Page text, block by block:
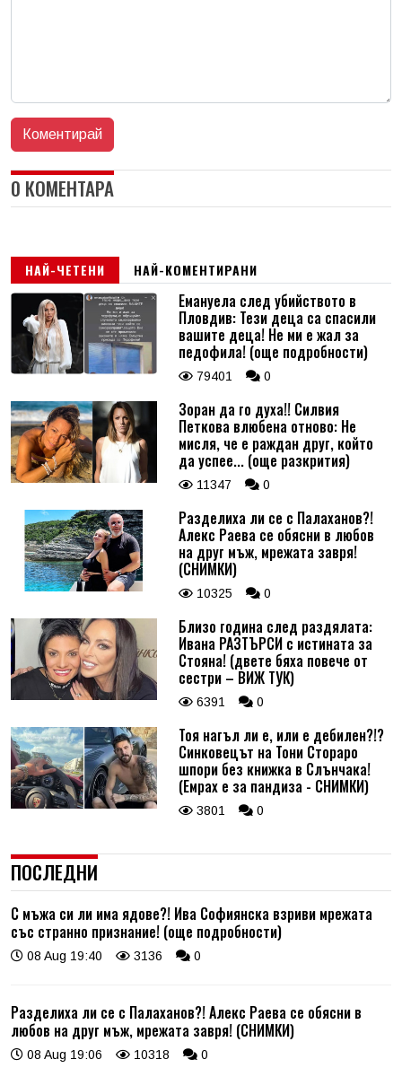
0 КОМЕНТАРА
НАЙ-ЧЕТЕНИ НАЙ-КОМЕНТИРАНИ
Емануела след убийството в
Пловдив: Тези деца са спасили
вашите деца! Не ми е жал за
педофила! (още подробности)
79401 0
Зоран да го духа!! Силвия
Петкова влюбена отново: Не
мисля, че е раждан друг, който
да успее... (още разкрития)
11347 0
Разделиха ли се с Палаханов?!
Алекс Раева се обясни в любов
на друг мъж, мрежата завря!
(СНИМКИ)
10325 0
Близо година след раздялата:
Ивана РАЗТЪРСИ с истината за
Стояна! (двете бяха повече от
сестри – ВИЖ ТУК)
6391 0
Тоя нагъл ли е, или е дебилен?!?
Синковецът на Тони Стораро
шпори без книжка в Слънчака!
(Емрах е за пандиза - СНИМКИ)
3801 0
ПОСЛЕДНИ
С мъжа си ли има ядове?! Ива Софиянска взриви мрежата
със странно признание! (още подробности)
08 Aug 19:40 3136 0
Разделиха ли се с Палаханов?! Алекс Раева се обясни в
любов на друг мъж, мрежата завря! (СНИМКИ)
08 Aug 19:06 10318 0